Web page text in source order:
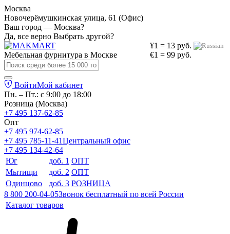
Москва
Новочерёмушкинская улица, 61 (Офис)
Ваш город — Москва?
Да, все верно Выбрать другой?
¥1 = 13 руб.
€1 = 99 руб.
Мебельная фурнитура в Москве
ВойтиМой кабинет
Пн. – Пт.: с 9:00 до 18:00
Розница (Москва)
+7 495 137-62-85
Опт
+7 495 974-62-85
+7 495 785-11-41Центральный офис
+7 495 134-42-64
Юг
доб. 1 ОПТ
Мытищи
доб. 2 ОПТ
Одинцово
доб. 3 РОЗНИЦА
8 800 200-04-05Звонок бесплатный по всей России
Каталог товаров